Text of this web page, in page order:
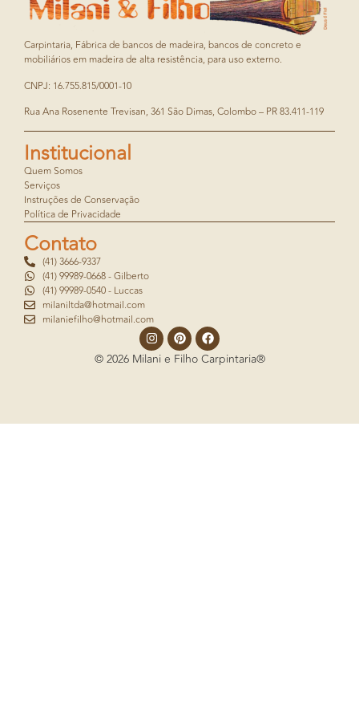
Carpintaria, Fábrica de bancos de madeira, bancos de concreto e
mobiliários em madeira de alta resistência, para uso externo.
CNPJ: 16.755.815/0001-10
Rua Ana Rosenente Trevisan, 361 São Dimas, Colombo – PR 83.411-119
Institucional
Quem Somos
Serviços
Instruções de Conservação
Política de Privacidade
Contato
(41) 3666-9337
(41) 99989-0668 - Gilberto
(41) 99989-0540 - Luccas
milaniltda@hotmail.com
milaniefilho@hotmail.com
© 2026 Milani e Filho Carpintaria®